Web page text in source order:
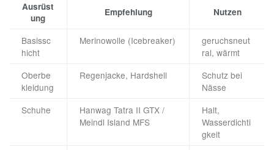
Ausrüst
ung
Empfehlung Nutzen
Basissc
hicht
Merinowolle (Icebreaker)
geruchsneut
ral, wärmt
Oberbe
kleidung
Regenjacke, Hardshell
Schutz bei
Nässe
Schuhe
Hanwag Tatra II GTX /
Meindl Island MFS
Halt,
Wasserdichti
gkeit